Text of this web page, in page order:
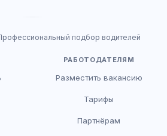
подбор водителей
РАБОТОДАТЕЛЯМ
Разместить вакансию
Тарифы
Партнёрам